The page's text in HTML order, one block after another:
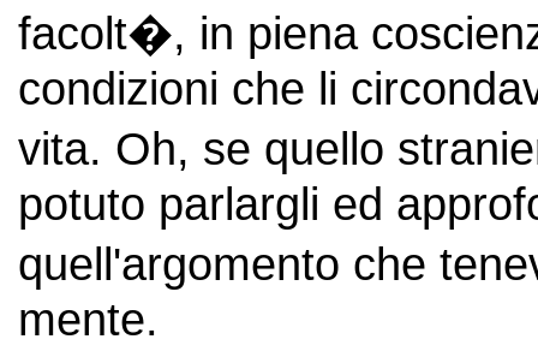
facolt�, in piena
condizioni che li
vita. Oh, se quello
potuto parlargli ed
quell'argomento che
mente.